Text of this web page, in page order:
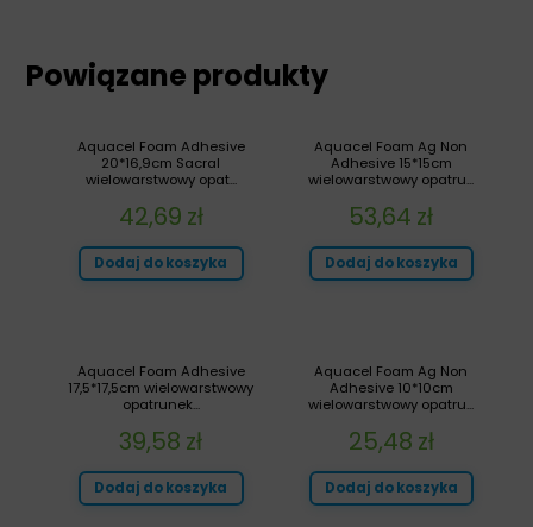
Powiązane produkty
Aquacel Foam Ag Non
Adhesive 15*15cm
wielowarstwowy opatru...
53,64 zł
Dodaj do koszyka
Aquacel Foam Adhesive
20*16,9cm Sacral
wielowarstwowy opat...
42,69 zł
Dodaj do koszyka
Aquacel Foam Ag Non
Adhesive 10*10cm
wielowarstwowy opatru...
25,48 zł
Dodaj do koszyka
Aquacel Foam Adhesive
17,5*17,5cm wielowarstwowy
opatrunek...
39,58 zł
Dodaj do koszyka